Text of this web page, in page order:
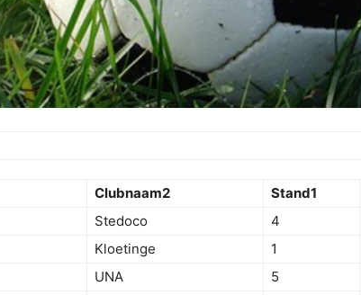
Clubnaam2 Stand1
Stedoco 4
Kloetinge 1
UNA 5